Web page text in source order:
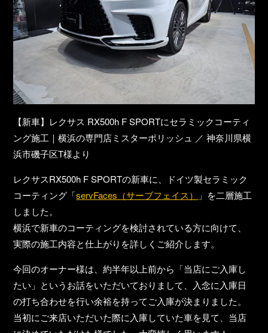
【新車】レクサス RX500h F SPORTにセラミックコーティ
ング施工｜横浜の専門店ミスターポリッシュ ／ 神奈川県横
浜市磯子区T様より
レクサスRX500h F SPORTの新車に、ドイツ製セラミック
コーティング「servFaces（サーブフェイス）
」を二層施工
しました。
横浜で新車のコーティングを検討されている方に向けて、
実際の施工内容と仕上がりを詳しくご紹介します。
今回のオーナー様は、約半年以上前から「当店にご入庫し
たい」というお話をいただいておりまして、入念に入庫日
の打ち合わせを行い余裕を持ってご入庫が決まりました。
当初にご来店いただいた際に入庫していた車を見て、当店